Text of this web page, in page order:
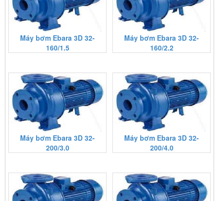
Máy bơm Ebara 3D 32-
160/1.5
Máy bơm Ebara 3D 32-
160/2.2
Máy bơm Ebara 3D 32-
200/3.0
Máy bơm Ebara 3D 32-
200/4.0